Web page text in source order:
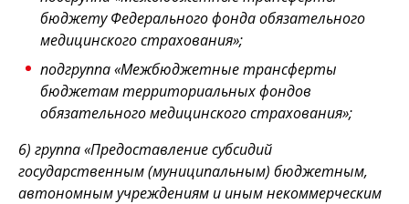
бюджету Федерального фонда обязательного
медицинского страхования»;
подгруппа «Межбюджетные трансферты
бюджетам территориальных фондов
обязательного медицинского страхования»;
6) группа «Предоставление субсидий
государственным (муниципальным) бюджетным,
автономным учреждениям и иным некоммерческим